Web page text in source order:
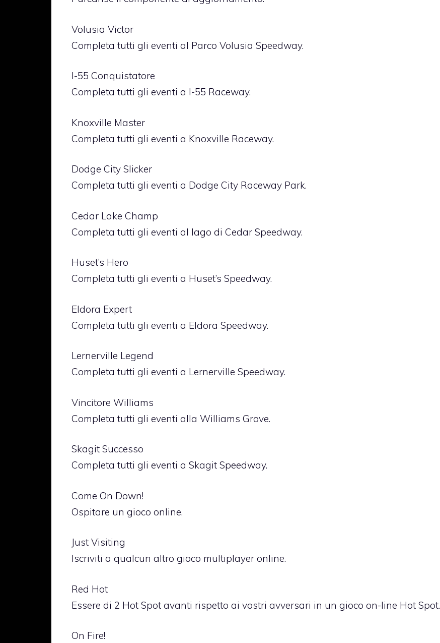
Volusia Victor
Completa tutti gli eventi al Parco Volusia Speedway.
I-55 Conquistatore
Completa tutti gli eventi a I-55 Raceway.
Knoxville Master
Completa tutti gli eventi a Knoxville Raceway.
Dodge City Slicker
Completa tutti gli eventi a Dodge City Raceway Park.
Cedar Lake Champ
Completa tutti gli eventi al lago di Cedar Speedway.
Huset’s Hero
Completa tutti gli eventi a Huset’s Speedway.
Eldora Expert
Completa tutti gli eventi a Eldora Speedway.
Lernerville Legend
Completa tutti gli eventi a Lernerville Speedway.
Vincitore Williams
Completa tutti gli eventi alla Williams Grove.
Skagit Successo
Completa tutti gli eventi a Skagit Speedway.
Come On Down!
Ospitare un gioco online.
Just Visiting
Iscriviti a qualcun altro gioco multiplayer online.
Red Hot
Essere di 2 Hot Spot avanti rispetto ai vostri avversari in un gioco on-line Hot Spot.
On Fire!